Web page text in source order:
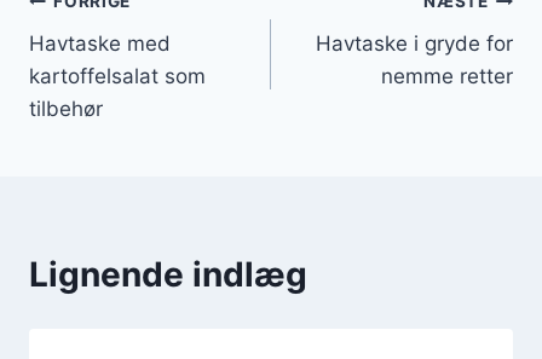
Indlægsnavigation
Havtaske med
kartoffelsalat som
tilbehør
Havtaske i gryde for
nemme retter
Lignende indlæg